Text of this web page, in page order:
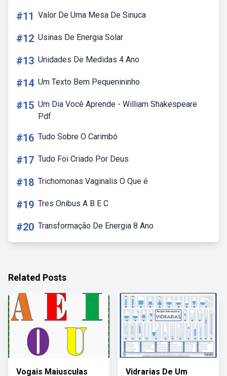
#11 Valor De Uma Mesa De Sinuca
#12 Usinas De Energia Solar
#13 Unidades De Medidas 4 Ano
#14 Um Texto Bem Pequenininho
#15 Um Dia Você Aprende - William Shakespeare
Pdf
#16 Tudo Sobre O Carimbó
#17 Tudo Foi Criado Por Deus
#18 Trichomonas Vaginalis O Que é
#19 Tres Onibus A B E C
#20 Transformação De Energia 8 Ano
Related Posts
Vogais Maiusculas Vidrarias De Um